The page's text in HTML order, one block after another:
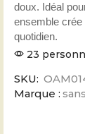
doux. Idéal
ensemble crée
quotidien.
23
SKU:
Marque :